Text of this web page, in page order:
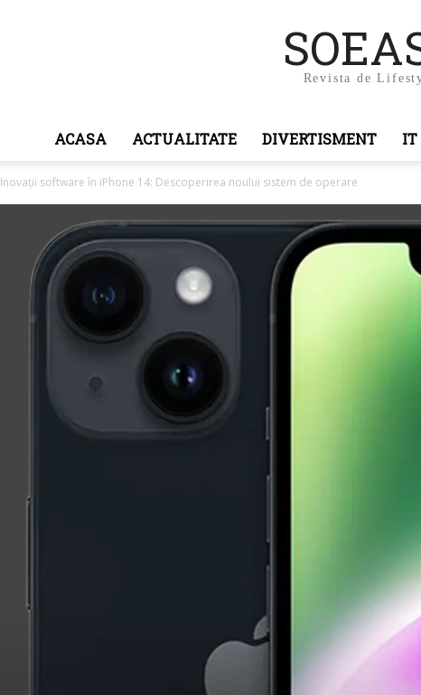
Revista de
ACASA ACTUALITATE DIVERTISMENT IT
Inovații software în iPhone 14: Descoperirea noului sistem de operare